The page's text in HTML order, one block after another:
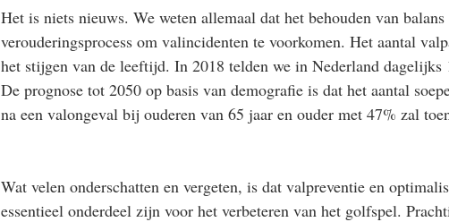
Het is niets nieuws. We weten allemaal dat het behouden van
verouderingsprocess om valincidenten te voorkomen. Het aantal
het stijgen van de leeftijd. In 2018 telden we in Nederland dagelijks
De prognose tot 2050 op basis van demografie is dat het aantal
na een valongeval bij ouderen van 65 jaar en ouder met 47% zal
Wat velen onderschatten en vergeten, is dat valpreventie en
essentieel onderdeel zijn voor het verbeteren van het golfspel.